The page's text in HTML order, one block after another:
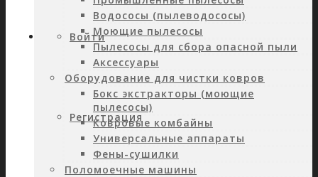
Войти
Регистрация
Водососы (пылеводососы)
Моющие пылесосы
Пылесосы для сбора опасной пыли
Аксессуары
Оборудование для чистки ковров
Бокс экстракторы (моющие
пылесосы)
Ковровые комбайны
Универсальные аппараты
Фены-сушилки
Поломоечные машины